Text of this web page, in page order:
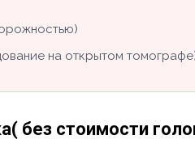
на открытом
без стоимости